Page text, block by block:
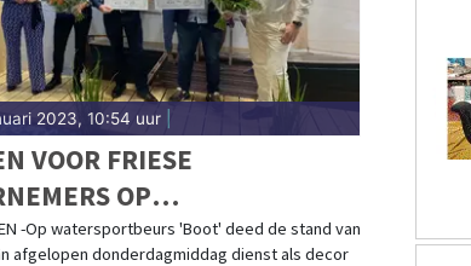
2023, 10:54 uur|
VOOR FRIESE
OP
'BOOT'
-Op watersportbeurs 'Boot' deed de stand van
afgelopen donderdagmiddag dienst als decor